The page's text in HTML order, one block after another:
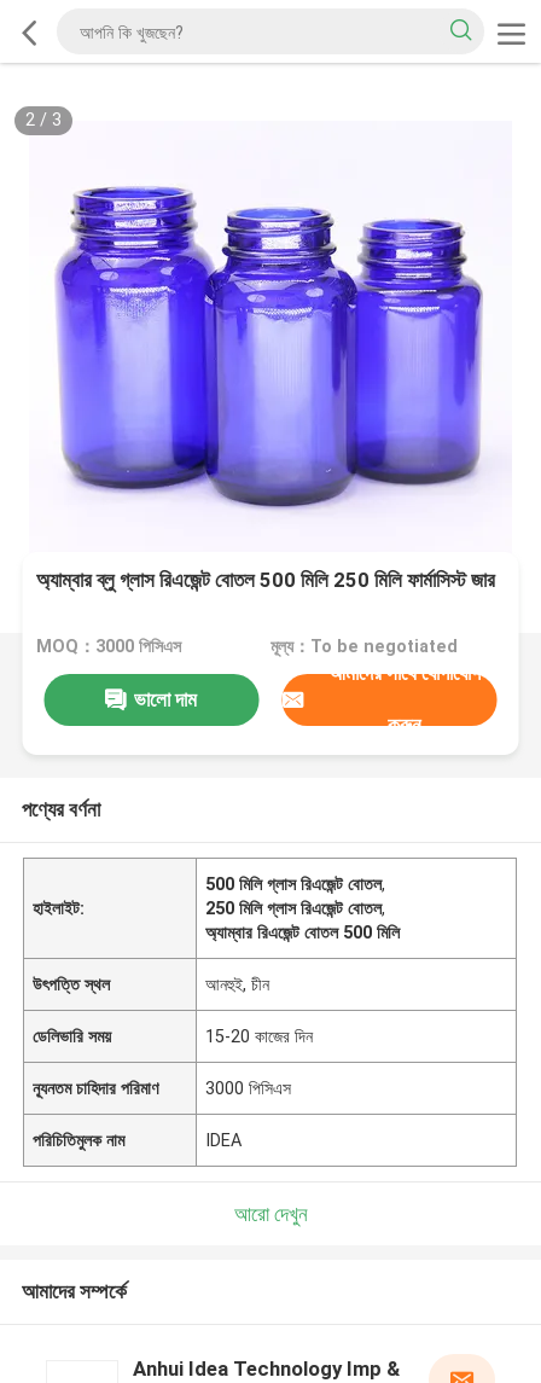
2/ 3
অ্যাম্বার ব্লু গ্লাস রিএজেন্ট বোতল 500 মিলি 250 মিলি ফার্মাসিস্ট জার
MOQ：3000 পিসিএস মূল্য：To be negotiated
ভালো দাম
আমাদের সাথে যোগাযোগ
করুন
পণ্যের বর্ণনা
হাইলাইট:
500 মিলি গ্লাস রিএজেন্ট বোতল,
250 মিলি গ্লাস রিএজেন্ট বোতল,
অ্যাম্বার রিএজেন্ট বোতল 500 মিলি
উৎপত্তি স্থল আনহুই, চীন
ডেলিভারি সময় 15-20 কাজের দিন
ন্যূনতম চাহিদার পরিমাণ 3000 পিসিএস
পরিচিতিমুলক নাম IDEA
আরো দেখুন
আমাদের সম্পর্কে
Anhui Idea Technology Imp &